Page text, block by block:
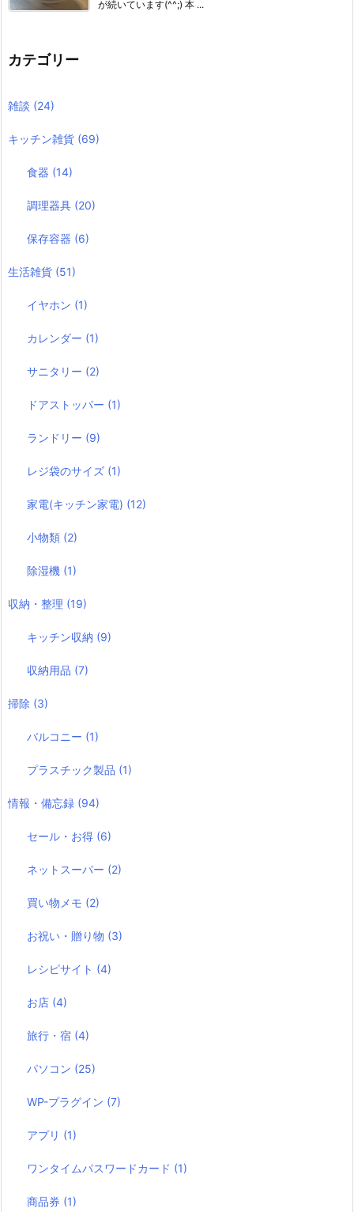
が続いています(^^;) 本 ...
カテゴリー
雑談 (24)
キッチン雑貨 (69)
食器 (14)
調理器具 (20)
保存容器 (6)
生活雑貨 (51)
イヤホン (1)
カレンダー (1)
サニタリー (2)
ドアストッパー (1)
ランドリー (9)
レジ袋のサイズ (1)
家電(キッチン家電) (12)
小物類 (2)
除湿機 (1)
収納・整理 (19)
キッチン収納 (9)
収納用品 (7)
掃除 (3)
バルコニー (1)
プラスチック製品 (1)
情報・備忘録 (94)
セール・お得 (6)
ネットスーパー (2)
買い物メモ (2)
お祝い・贈り物 (3)
レシピサイト (4)
お店 (4)
旅行・宿 (4)
パソコン (25)
WP-プラグイン (7)
アプリ (1)
ワンタイムパスワードカード (1)
商品券 (1)